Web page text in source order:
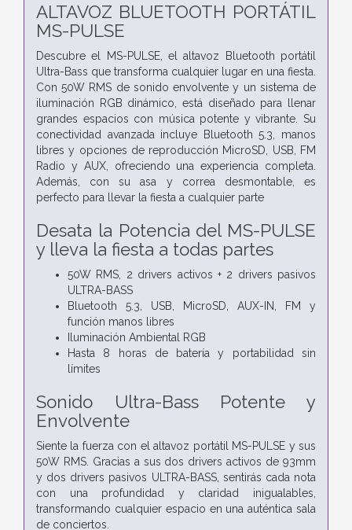
ALTAVOZ BLUETOOTH PORTÁTIL
MS-PULSE
Descubre el MS-PULSE, el altavoz Bluetooth portátil
Ultra-Bass que transforma cualquier lugar en una fiesta.
Con 50W RMS de sonido envolvente y un sistema de
iluminación RGB dinámico, está diseñado para llenar
grandes espacios con música potente y vibrante. Su
conectividad avanzada incluye Bluetooth 5.3, manos
libres y opciones de reproducción MicroSD, USB, FM
Radio y AUX, ofreciendo una experiencia completa.
Además, con su asa y correa desmontable, es
perfecto para llevar la fiesta a cualquier parte
Desata la Potencia del MS-PULSE
y lleva la fiesta a todas partes
50W RMS, 2 drivers activos + 2 drivers pasivos
ULTRA-BASS
Bluetooth 5.3, USB, MicroSD, AUX-IN, FM y
función manos libres
Iluminación Ambiental RGB
Hasta 8 horas de batería y portabilidad sin
límites
Sonido Ultra-Bass Potente y
Envolvente
Siente la fuerza con el altavoz portátil MS-PULSE y sus
50W RMS. Gracias a sus dos drivers activos de 93mm
y dos drivers pasivos ULTRA-BASS, sentirás cada nota
con una profundidad y claridad inigualables,
transformando cualquier espacio en una auténtica sala
de conciertos.